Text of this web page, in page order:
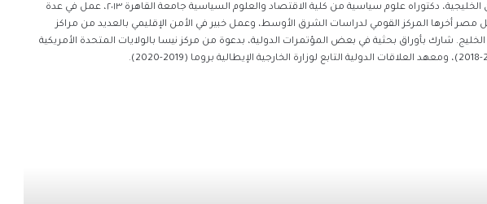
خبير في الشؤون الخليجية، دكتوراه علوم سياسية من كلية الاقتصاد والعلوم السياسية جامعة القاهرة ٢٠١٣، عمل في عدة
مصر أخرها المركز القومي لدراسات الشرق الأوسط، وعمل خبير في الأمن الإقليمي بالعديد من مراكز
شارك بأوراق بحثية في بعض المؤتمرات الدولية، بدعوة من مركز نيسا بالولايات المتحدة الأمريكية